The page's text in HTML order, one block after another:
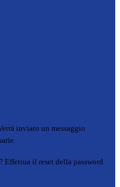
inviato un messaggio
Effettua il reset della password